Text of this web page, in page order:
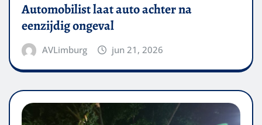
Automobilist laat auto achter na
eenzijdig ongeval
AVLimburg jun 21, 2026